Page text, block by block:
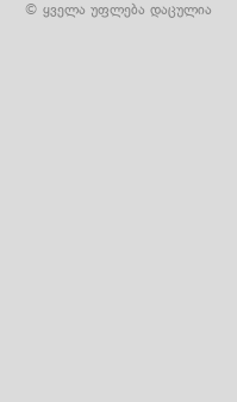
© ყველა უფლება დაცულია